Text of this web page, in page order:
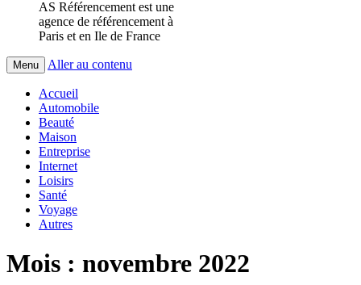
AS Référencement est une
agence de référencement à
Paris et en Ile de France
Menu Aller au contenu
Accueil
Automobile
Beauté
Maison
Entreprise
Internet
Loisirs
Santé
Voyage
Autres
Mois : novembre 2022